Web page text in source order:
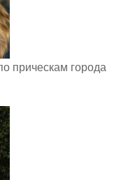
прическам города